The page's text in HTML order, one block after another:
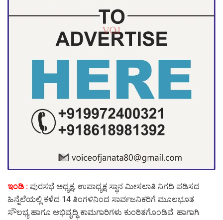
ಇಂಡಿ : ಪುರಸಭೆ ಅಧ್ಯಕ್ಷ, ಉಪಾಧ್ಯಕ್ಷ ಸ್ಥಾನ ಮೀಸಲಾತಿ ನಿಗದಿ ಪಡಿಸದ
ಹಿನ್ನೆಲೆಯಲ್ಲಿ ಕಳೆದ 14 ತಿಂಗಳಿನಿಂದ ಸಾರ್ವಜನಿಕರಿಗೆ ಮೂಲಭೂತ
ಸೌಲಭ್ಯ ಹಾಗೂ ಅಭಿವೃದ್ಧಿ ಕಾಮಗಾರಿಗಳು ಕುಂಠಿತಗೊಂಡಿವೆ. ಹಾಗಾಗಿ